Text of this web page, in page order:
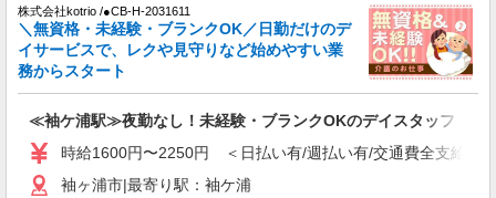
キープ 詳細を見る
派遣社員
株式会社kotrio /●CB-H-2001173
週3勤務≫≪夕方退社≫
時給1600円〜2250円 ＜日払い有/週払い有/交
株式会社kotrio /●CB-H-2031611
＼無資格・未経験・ブランクOK／日勤だけのデ
イサービスで、レクや見守りなど始めやすい業
務からスタート
≪袖ケ浦駅≫夜勤なし！未経験・ブランクOKのデイスタッフ
時給1600円〜2250円 ＜日払い有/週払い有/交通費全支給(ガ
袖ヶ浦市|最寄り駅：袖ケ浦